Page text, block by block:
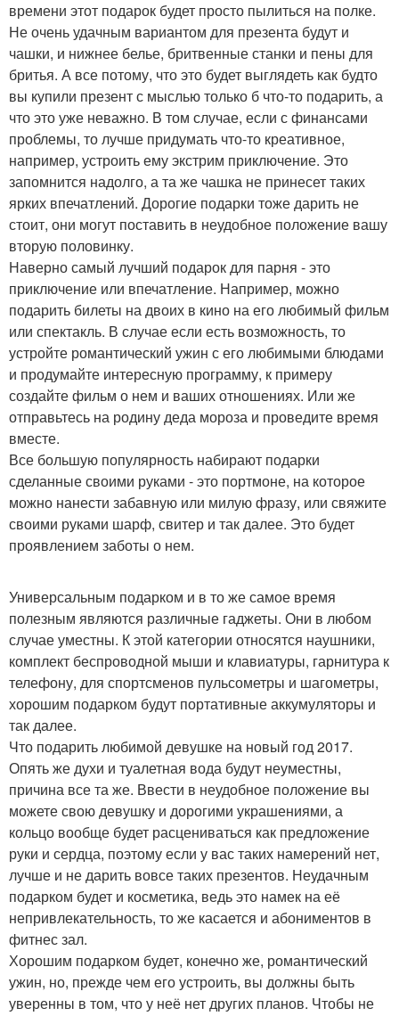
времени этот подарок будет просто пылиться на полке.
Не очень удачным вариантом для презента будут и
чашки, и нижнее белье, бритвенные станки и пены для
бритья. А все потому, что это будет выглядеть как будто
вы купили презент с мыслью только б что-то подарить, а
что это уже неважно. В том случае, если с финансами
проблемы, то лучше придумать что-то креативное,
например, устроить ему экстрим приключение. Это
запомнится надолго, а та же чашка не принесет таких
ярких впечатлений. Дорогие подарки тоже дарить не
стоит, они могут поставить в неудобное положение вашу
вторую половинку.
Наверно самый лучший подарок для парня - это
приключение или впечатление. Например, можно
подарить билеты на двоих в кино на его любимый фильм
или спектакль. В случае если есть возможность, то
устройте романтический ужин с его любимыми блюдами
и продумайте интересную программу, к примеру
создайте фильм о нем и ваших отношениях. Или же
отправьтесь на родину деда мороза и проведите время
вместе.
Все большую популярность набирают подарки
сделанные своими руками - это портмоне, на которое
можно нанести забавную или милую фразу, или свяжите
своими руками шарф, свитер и так далее. Это будет
проявлением заботы о нем.
Универсальным подарком и в то же самое время
полезным являются различные гаджеты. Они в любом
случае уместны. К этой категории относятся наушники,
комплект беспроводной мыши и клавиатуры, гарнитура к
телефону, для спортсменов пульсометры и шагометры,
хорошим подарком будут портативные аккумуляторы и
так далее.
Что подарить любимой девушке на новый год 2017.
Опять же духи и туалетная вода будут неуместны,
причина все та же. Ввести в неудобное положение вы
можете свою девушку и дорогими украшениями, а
кольцо вообще будет расцениваться как предложение
руки и сердца, поэтому если у вас таких намерений нет,
лучше и не дарить вовсе таких презентов. Неудачным
подарком будет и косметика, ведь это намек на её
непривлекательность, то же касается и абониментов в
фитнес зал.
Хорошим подарком будет, конечно же, романтический
ужин, но, прежде чем его устроить, вы должны быть
уверенны в том, что у неё нет других планов. Чтобы не